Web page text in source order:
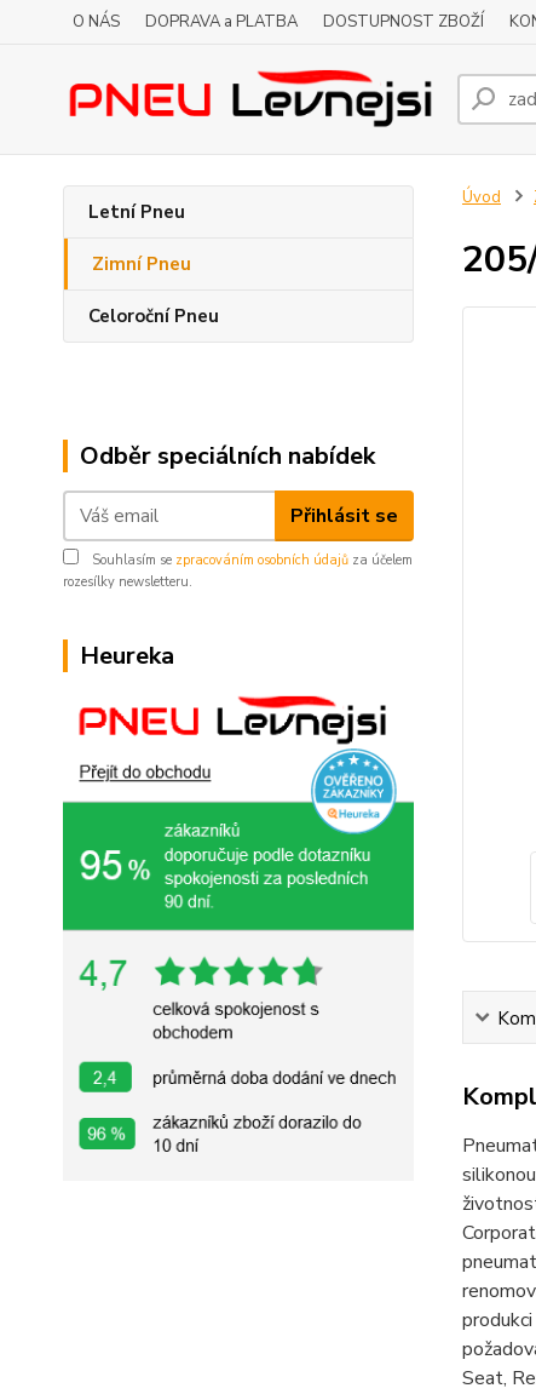
O NÁS DOPRAVA a PLATBA DOSTUPNOST ZBOŽÍ
Letní Pneu
Zimní Pneu
Celoroční Pneu
Odběr speciálních nabídek
Přihlásit se
Souhlasím se zpracováním osobních údajů za účelem
rozesílky newsletteru.
Heureka
Úvod
Seat,